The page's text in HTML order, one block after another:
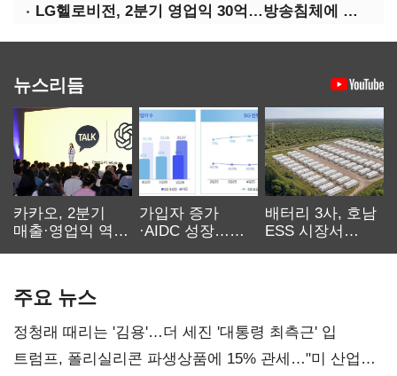
LG헬로비전, 2분기 영업익 30억…방송침체에 교육용 단말 시장도 축소
뉴스리듬
카카오, 2분기
매출·영업익 역대
가입자 증가
·AIDC 성장…
배터리 3사, 호남
ESS 시장서
주요 뉴스
정청래 때리는 '김용'…더 세진 '대통령 최측근' 입
트럼프, 폴리실리콘 파생상품에 15% 관세…"미 산업